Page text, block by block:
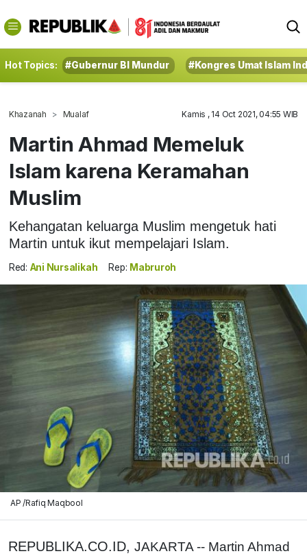
Hot Topics: #Gubernur BI Mundur #Kongres Umat Islam
Khazanah Mualaf Kamis , 14 Oct 2021, 04:55 WIB
Martin Ahmad Memeluk
Islam karena Keramahan
Muslim
Kehangatan keluarga Muslim mengetuk hati
Martin untuk ikut mempelajari Islam.
Red: Ani Nursalikah Rep: Mabruroh
AP /Rafiq Maqbool
REPUBLIKA.CO.ID, JAKARTA -- Martin Ahmad